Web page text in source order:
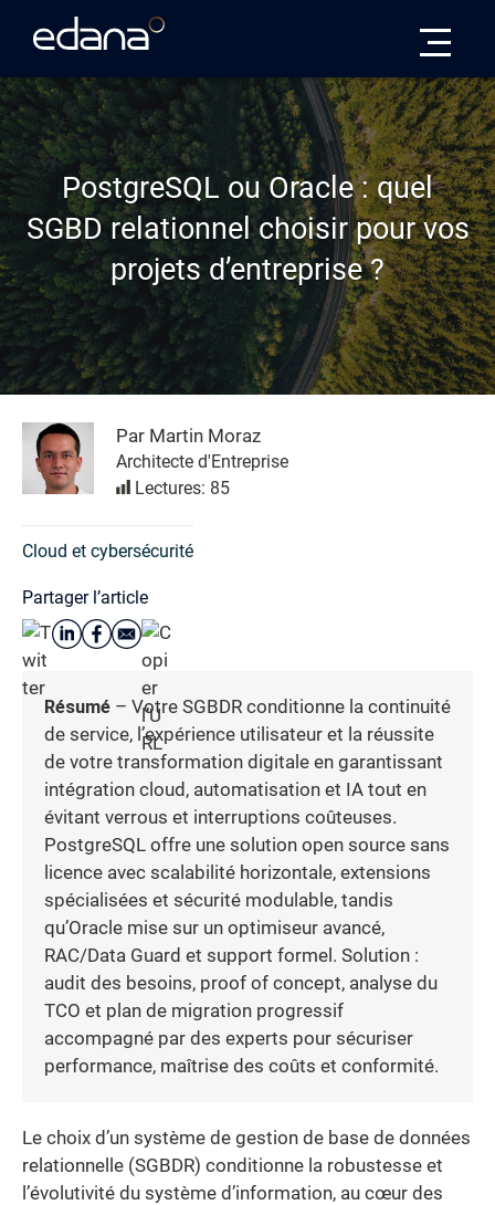
PostgreSQL ou Oracle : quel
SGBD relationnel choisir pour vos
projets d’entreprise ?
Par Martin Moraz
Architecte d'Entreprise
Lectures: 85
Cloud et cybersécurité
Partager l’article
Résumé – Votre SGBDR conditionne la continuité
de service, l’expérience utilisateur et la réussite
de votre transformation digitale en garantissant
intégration cloud, automatisation et IA tout en
évitant verrous et interruptions coûteuses.
PostgreSQL offre une solution open source sans
licence avec scalabilité horizontale, extensions
spécialisées et sécurité modulable, tandis
qu’Oracle mise sur un optimiseur avancé,
RAC/Data Guard et support formel. Solution :
audit des besoins, proof of concept, analyse du
TCO et plan de migration progressif
accompagné par des experts pour sécuriser
performance, maîtrise des coûts et conformité.
Le choix d’un système de gestion de base de données
relationnelle (SGBDR) conditionne la robustesse et
l’évolutivité du système d’information, au cœur des